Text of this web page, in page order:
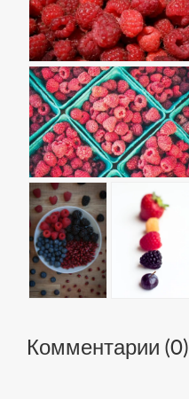
Комментарии (0)